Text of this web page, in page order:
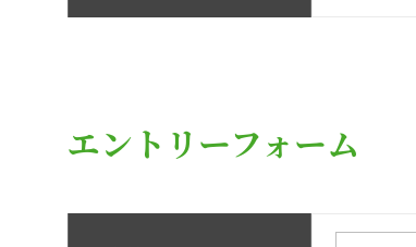
エントリーフォーム